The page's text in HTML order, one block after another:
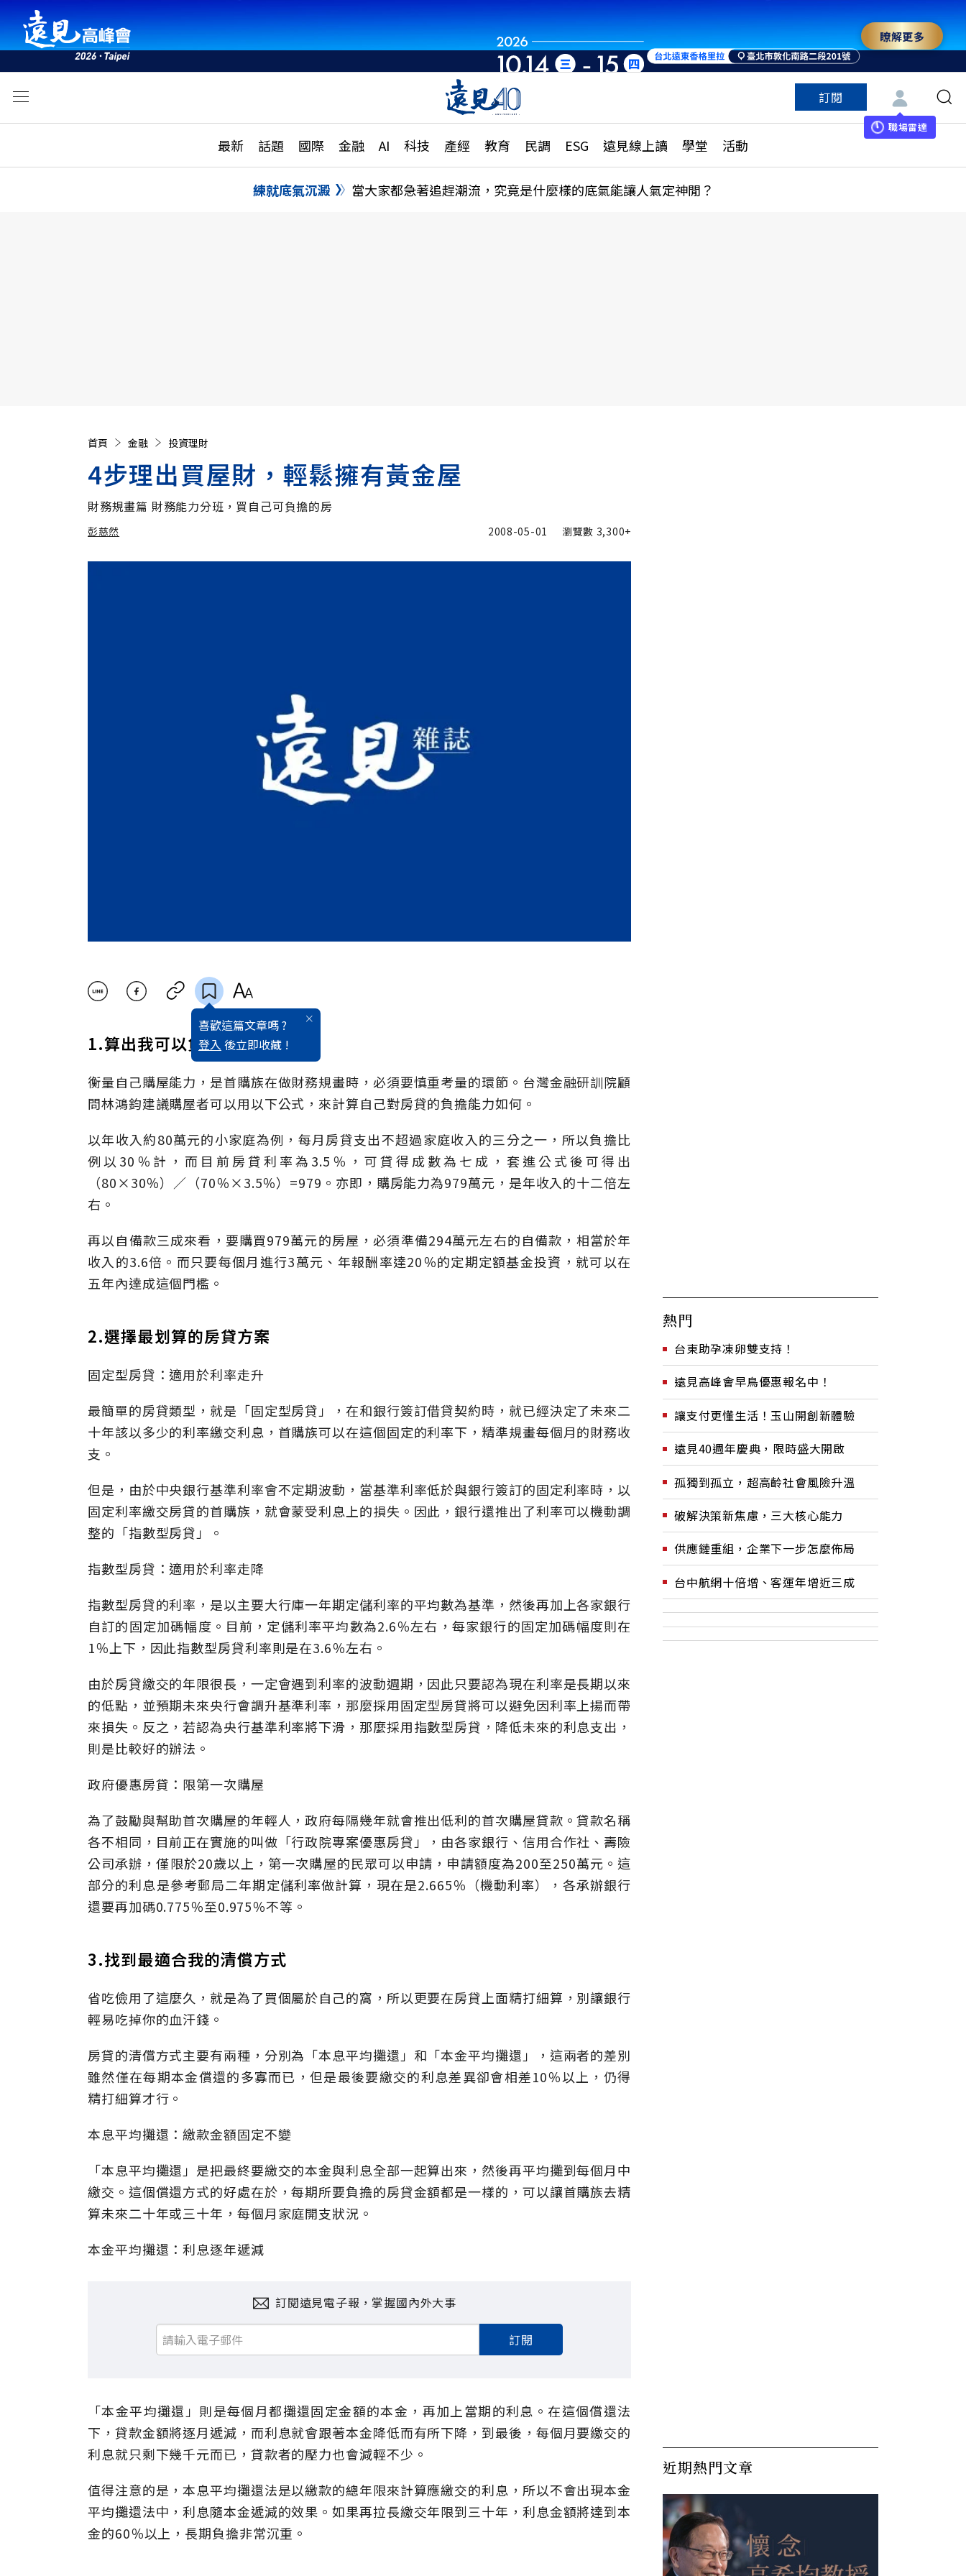
瞭解更多
訂閱
職場雷達
最新 話題 國際 金融 AI 科技 產經 教育 民調 ESG 遠見線上讀 學堂 活動
活動
話題
國際
特輯
大學升學、職涯攻略
縣市施政調查全解析
民調
更多訂閱方案
特色頻道
練就底氣沉澱 當大家都急著追趕潮流，究竟是什麼樣的底氣能讓人氣定神閒？
首頁 金融 投資理財
4步理出買屋財，輕鬆擁有黃金屋
財務規畫篇 財務能力分班，買自己可負擔的房
彭慈然 2008-05-01 瀏覽數 3,300+
喜歡這篇文章嗎 ?
登入 後立即收藏 !
1.算出我可以負擔的房屋價格
衡量自己購屋能力，是首購族在做財務規畫時，必須要慎重考量的環節。台灣金融研訓院顧
問林鴻鈞建議購屋者可以用以下公式，來計算自己對房貸的負擔能力如何。
以年收入約80萬元的小家庭為例，每月房貸支出不超過家庭收入的三分之一，所以負擔比
例以30％計，而目前房貸利率為3.5％，可貸得成數為七成，套進公式後可得出
（80×30％）／（70％×3.5％）=979。亦即，購房能力為979萬元，是年收入的十二倍左
右。
再以自備款三成來看，要購買979萬元的房屋，必須準備294萬元左右的自備款，相當於年
收入的3.6倍。而只要每個月進行3萬元、年報酬率達20％的定期定額基金投資，就可以在
五年內達成這個門檻。
2.選擇最划算的房貸方案
固定型房貸：適用於利率走升
最簡單的房貸類型，就是「固定型房貸」，在和銀行簽訂借貸契約時，就已經決定了未來二
十年該以多少的利率繳交利息，首購族可以在這個固定的利率下，精準規畫每個月的財務收
支。
但是，由於中央銀行基準利率會不定期波動，當基準利率低於與銀行簽訂的固定利率時，以
固定利率繳交房貸的首購族，就會蒙受利息上的損失。因此，銀行還推出了利率可以機動調
整的「指數型房貸」。
指數型房貸：適用於利率走降
指數型房貸的利率，是以主要大行庫一年期定儲利率的平均數為基準，然後再加上各家銀行
自訂的固定加碼幅度。目前，定儲利率平均數為2.6％左右，每家銀行的固定加碼幅度則在
1％上下，因此指數型房貸利率則是在3.6％左右。
由於房貸繳交的年限很長，一定會遇到利率的波動週期，因此只要認為現在利率是長期以來
的低點，並預期未來央行會調升基準利率，那麼採用固定型房貸將可以避免因利率上揚而帶
來損失。反之，若認為央行基準利率將下滑，那麼採用指數型房貸，降低未來的利息支出，
則是比較好的辦法。
政府優惠房貸：限第一次購屋
為了鼓勵與幫助首次購屋的年輕人，政府每隔幾年就會推出低利的首次購屋貸款。貸款名稱
各不相同，目前正在實施的叫做「行政院專案優惠房貸」，由各家銀行、信用合作社、壽險
公司承辦，僅限於20歲以上，第一次購屋的民眾可以申請，申請額度為200至250萬元。這
部分的利息是參考郵局二年期定儲利率做計算，現在是2.665％（機動利率），各承辦銀行
還要再加碼0.775％至0.975％不等。
3.找到最適合我的清償方式
省吃儉用了這麼久，就是為了買個屬於自己的窩，所以更要在房貸上面精打細算，別讓銀行
輕易吃掉你的血汗錢。
房貸的清償方式主要有兩種，分別為「本息平均攤還」和「本金平均攤還」，這兩者的差別
雖然僅在每期本金償還的多寡而已，但是最後要繳交的利息差異卻會相差10％以上，仍得
精打細算才行。
本息平均攤還：繳款金額固定不變
「本息平均攤還」是把最終要繳交的本金與利息全部一起算出來，然後再平均攤到每個月中
繳交。這個償還方式的好處在於，每期所要負擔的房貸金額都是一樣的，可以讓首購族去精
算未來二十年或三十年，每個月家庭開支狀況。
本金平均攤還：利息逐年遞減
訂閱遠見電子報，掌握國內外大事
訂閱
「本金平均攤還」則是每個月都攤還固定金額的本金，再加上當期的利息。在這個償還法
下，貸款金額將逐月遞減，而利息就會跟著本金降低而有所下降，到最後，每個月要繳交的
利息就只剩下幾千元而已，貸款者的壓力也會減輕不少。
值得注意的是，本息平均攤還法是以繳款的總年限來計算應繳交的利息，所以不會出現本金
平均攤還法中，利息隨本金遞減的效果。如果再拉長繳交年限到三十年，利息金額將達到本
金的60％以上，長期負擔非常沉重。
熱門
台東助孕凍卵雙支持！
遠見高峰會早鳥優惠報名中！
讓支付更懂生活！玉山開創新體驗
遠見40週年慶典，限時盛大開啟
孤獨到孤立，超高齡社會風險升溫
破解決策新焦慮，三大核心能力
供應鏈重組，企業下一步怎麼佈局
台中航網十倍增、客運年增近三成
近期熱門文章